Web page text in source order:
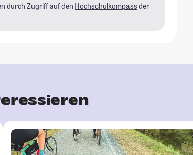
durch Zugriff auf den Hochschulkompass der